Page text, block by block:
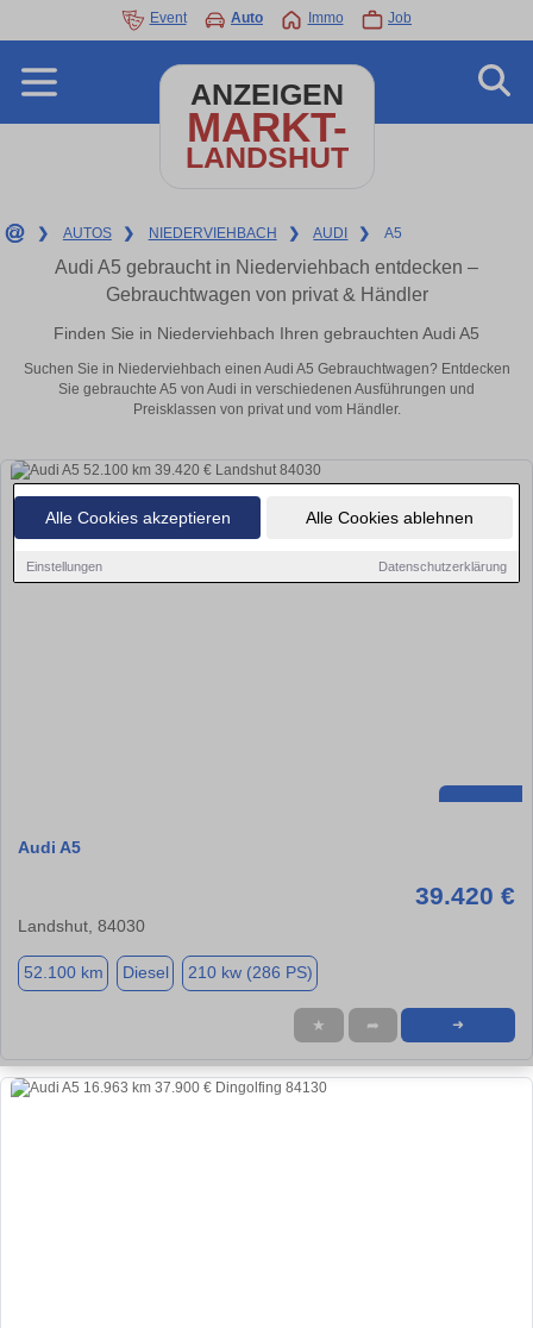
Alle Cookies akzeptieren Alle Cookies ablehnen
Einstellungen Datenschutzerklärung
Event Auto Immo Job
ANZEIGEN
MARKT-
LANDSHUT
❯ AUTOS ❯ NIEDERVIEHBACH ❯ AUDI ❯ A5
Audi A5 gebraucht in Niederviehbach entdecken –
Gebrauchtwagen von privat & Händler
Finden Sie in Niederviehbach Ihren gebrauchten Audi A5
Suchen Sie in Niederviehbach einen Audi A5 Gebrauchtwagen? Entdecken
Sie gebrauchte A5 von Audi in verschiedenen Ausführungen und
Preisklassen von privat und vom Händler.
Audi A5
39.420 €
Landshut, 84030
52.100 km Diesel 210 kw (286 PS)
★ ➦ ➜